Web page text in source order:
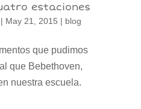
estaciones
May 21, 2015 | blog
que pudimos
que Bebethoven,
nuestra escuela.